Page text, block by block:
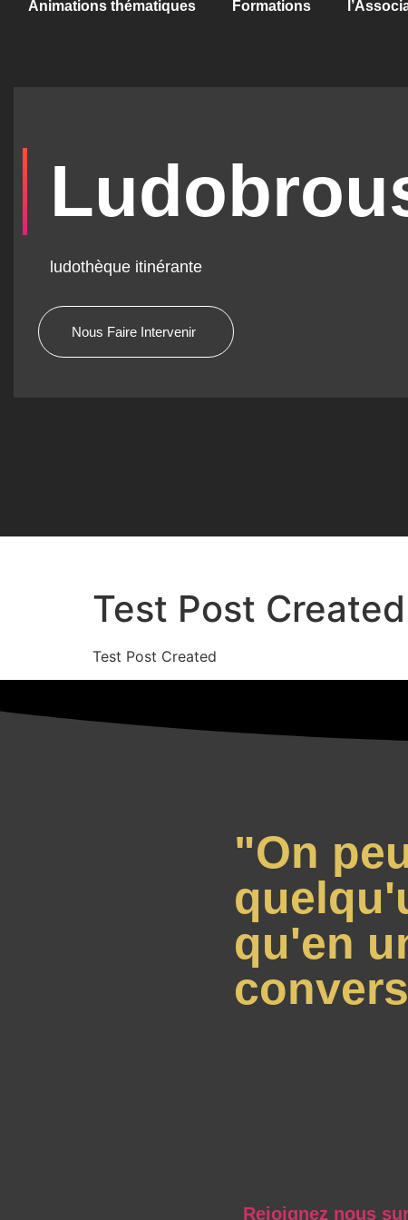
Animations thématiques Formations
ludothèque itinérante
Nous Faire Intervenir
Test Post Created
Test Post Created
"On
qu'en
Rejoignez nous